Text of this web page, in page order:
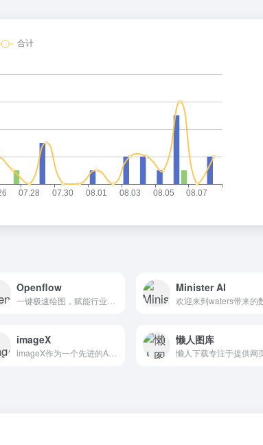
Openflow Minister AI
imageX
imageX作为一个先进的AI绘画创作平台，旨在为艺术家、设计师以及爱好者提供一站式的数字艺术解决方案。imageX的目标是降低数字艺术创作的门槛，让更多的人能够体验到创作艺术的乐...
懒人图库